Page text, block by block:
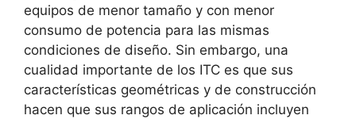
equipos de menor tamaño y con menor
consumo de potencia para las mismas
condiciones de diseño. Sin embargo, una
cualidad importante de los ITC es que sus
características geométricas y de construcción
hacen que sus rangos de aplicación incluyen